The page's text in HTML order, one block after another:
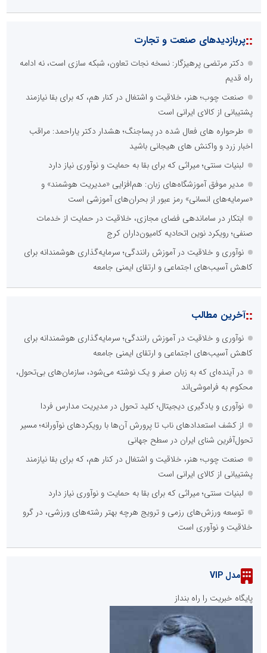
::پربازدیدهای صنعت و تجارت
دکتر مرتضی پرهیزگار: نسخه نجات تعاون، شبکه سازی است، نه ادامه
راه قدیم
صنعت چوب؛ هنر، خلاقیت و اشتغال در کنار هم، که برای بقا نیازمند
پشتیبانی از کالای ایرانی است
طرحواره های فعال شده در پساجنگ؛ هشدار دکتر یاراحمد: مراقب
اخبار زرد و واکنش های هیجانی باشید
لبنیات سنتی؛ میراثی که برای بقا به حمایت و نوآوری نیاز دارد
مدیر موفق آموزشگاه‌های زبان: هم‌افزایی «مدیریت هوشمند» و
«سرمایه‌های انسانی» رمز عبور از بحران‌های آموزشی است
ابتکار در ساماندهی فضای مجازی، خلاقیت در حمایت از خدمات
صنفی؛ رویکرد نوین اتحادیه کامیون‌داران کرج
نوآوری و خلاقیت در آموزش رانندگی؛ سرمایه‌گذاری هوشمندانه برای
کاهش آسیب‌های اجتماعی و ارتقای ایمنی جامعه
::آخرین مطالب
نوآوری و خلاقیت در آموزش رانندگی؛ سرمایه‌گذاری هوشمندانه برای
کاهش آسیب‌های اجتماعی و ارتقای ایمنی جامعه
در آینده‌ای که به زبان صفر و یک نوشته می‌شود، سازمان‌های بی‌تحول،
محکوم به فراموشی‌اند
نوآوری و یادگیری دیجیتال؛ کلید تحول در مدیریت مدارس فردا
از کشف استعدادهای ناب تا پرورش آن‌ها با رویکردهای نوآورانه؛ مسیر
تحول‌آفرین شنای ایران در سطح جهانی
صنعت چوب؛ هنر، خلاقیت و اشتغال در کنار هم، که برای بقا نیازمند
پشتیبانی از کالای ایرانی است
لبنیات سنتی؛ میراثی که برای بقا به حمایت و نوآوری نیاز دارد
توسعه ورزش‌های رزمی و ترویج هرچه بهتر رشته‌های ورزشی، در گرو
خلاقیت و نوآوری است
مدل VIP
پایگاه خبریت را راه بنداز